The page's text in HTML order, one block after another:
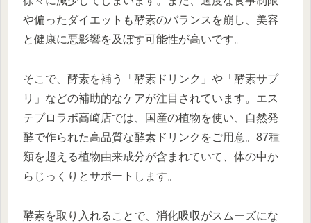
や偏ったダイエットも酵素のバランスを崩し、美容
と健康に悪影響を及ぼす可能性が高いです。
そこで、酵素を補う「酵素ドリンク」や「酵素サプ
リ」などの補助的なケアが注目されています。エス
テプロラボ高崎店では、国産の植物を使い、自然発
酵で作られた高品質な酵素ドリンクをご用意。87種
類を超える植物由来成分が含まれていて、体の中か
らじっくりとサポートします。
酵素を取り入れることで、消化吸収がスムーズにな